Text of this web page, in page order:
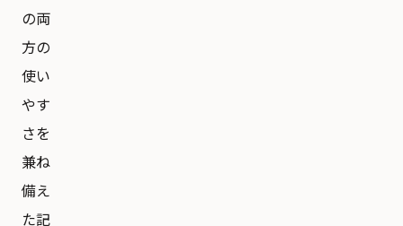
の両
方の
使い
やす
さを
兼ね
備え
た記